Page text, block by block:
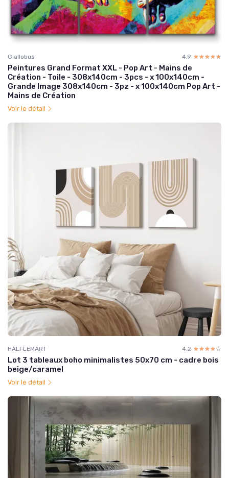
Giallobus 4.9 ☆☆☆☆☆
★★★★★
Peintures Grand Format XXL - Pop Art - Mains de
Création - Toile - 308x140cm - 3pcs - x 100x140cm -
Grande Image 308x140cm - 3pz - x 100x140cm Pop Art -
Mains de Création
Voir le détail
HALFLEMART 4.2 ☆☆☆☆☆
★★★★★
Lot 3 tableaux boho minimalistes 50x70 cm - cadre bois
beige/caramel
Voir le détail